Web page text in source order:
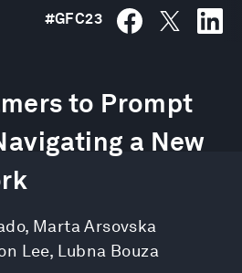
#GFC23
to Prompt
a New
, Marta Arsovska
Lee, Lubna Bouza